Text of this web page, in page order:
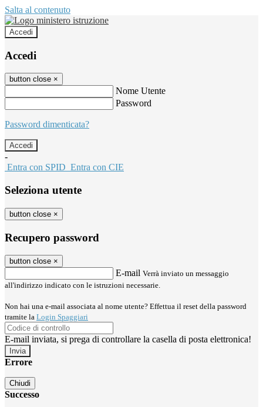
Salta al contenuto
Accedi
Accedi
button close ×
Nome Utente
Password
Password dimenticata?
-
Entra con SPID Entra con CIE
Seleziona utente
button close ×
Recupero password
button close ×
E-mail Verrà inviato un messaggio
all'indirizzo indicato con le istruzioni necessarie.
Non hai una e-mail associata al nome utente? Effettua il reset della password
tramite la Login Spaggiari
E-mail inviata, si prega di controllare la casella di posta elettronica!
Errore
Chiudi
Successo